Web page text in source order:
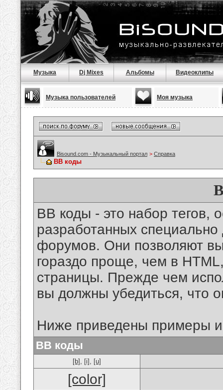
Музыка Dj Mixes Альбомы Видеоклипы
Музыка пользователей Моя музыка
Bisound.com - Музыкальный портал > Справка
BB коды
BB коды - это набор тегов,
разработанных
форумов. Они позволяют
гораздо проще, чем в
страницы. Прежде чем
вы должны убедиться, что
Ниже приведены примеры
BB коды
[b] , [i] , [u]
[color]